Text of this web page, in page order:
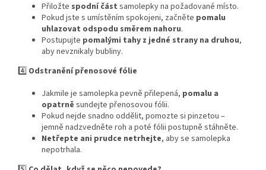
Přiložte spodní část samolepky na požadované místo.
Pokud jste s umístěním spokojeni, začněte pomalu
uhlazovat odspodu směrem nahoru.
Postupujte pomalými tahy z jedné strany na druhou,
aby nevznikaly bubliny.
4️⃣ Odstranění přenosové fólie
Jakmile je samolepka pevně přilepená, pomalu a
opatrně sundejte přenosovou fólii.
Pokud nejde snadno oddělit, pomozte si pinzetou –
jemně nadzvedněte roh a poté fólii postupně stáhněte.
Netřepte ani prudce netrhejte, aby se samolepka
nepotrhala.